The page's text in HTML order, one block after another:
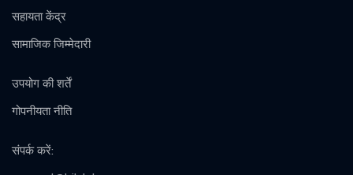
सहायता केंद्र
सामाजिक जिम्मेदारी
उपयोग की शर्तें
गोपनीयता नीति
संपर्क करें: